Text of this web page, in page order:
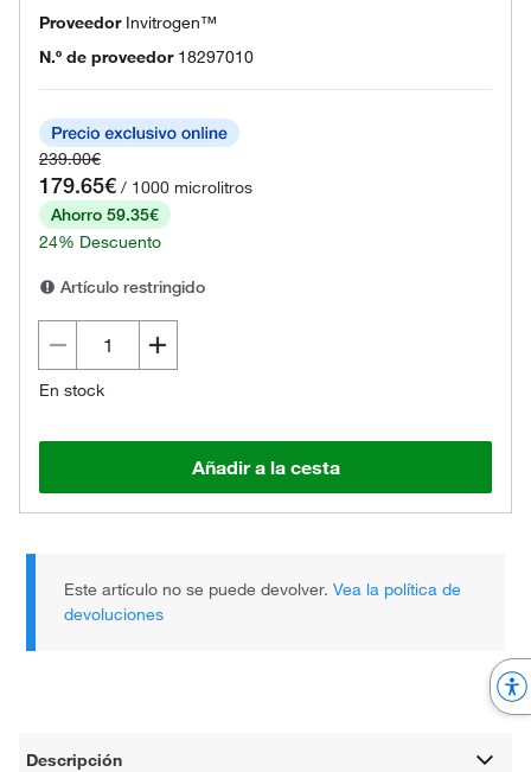
Proveedor Invitrogen™
N.º de proveedor 18297010
239.00€
179.65€ / 1000 microlitros
Ahorro 59.35€
24% Descuento
Artículo restringido
En stock
Añadir a la cesta
Este artículo no se puede devolver.Vea la política de
devoluciones
Descripción